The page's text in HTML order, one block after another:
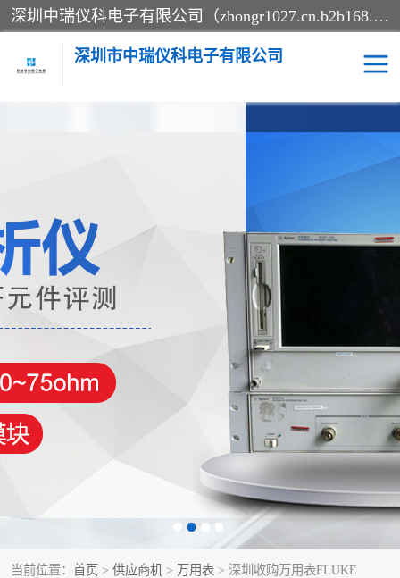
深圳中瑞仪科电子有限公司（zhongr1027.cn.b2b168.com）主要从事回收二手仪器，工厂仪器，回收示波器，KeysightE4980A，FLUKE754，MT8852B，IFR3920，Agilent N4010A，MT8852B等业务，全国统一热线：13570873835。深圳中瑞仪科电子有限公司整批或单出，专业评估高价回收工厂闲置仪器。
深圳市中瑞仪科电子有限公司
当前位置： 首页 > 供应商机 > 万用表 > 深圳收购万用表FLUKE
电阻-功率计 频谱分析仪
万用表 综合测试仪
蓝牙测试仪 网络分析仪
过程校验仪 电桥测试仪
泰克示波器 电池测试仪
函数信号发生器
校准件
阻抗分析仪